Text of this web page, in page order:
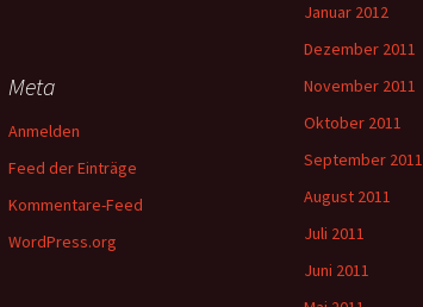
Januar 2012
Dezember 2011
November 2011
Oktober 2011
September 2011
August 2011
Juli 2011
Juni 2011
Meta
Anmelden
Feed der Einträge
Kommentare-Feed
WordPress.org